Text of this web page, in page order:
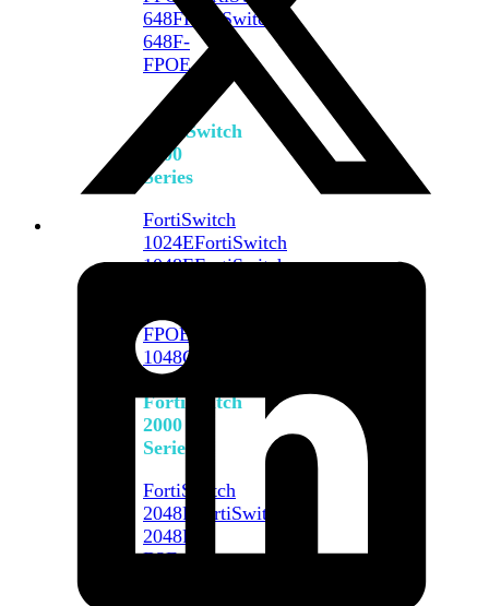
648FFortiSwitch
648F-
FPOE
FortiSwitch
1000
Series
FortiSwitch
1024EFortiSwitch
1048EFortiSwitch
FPOE
1048G
FortiSwitch
2000
Series
FortiSwitch
2048F
FortiSwitch
2048F-
B2F